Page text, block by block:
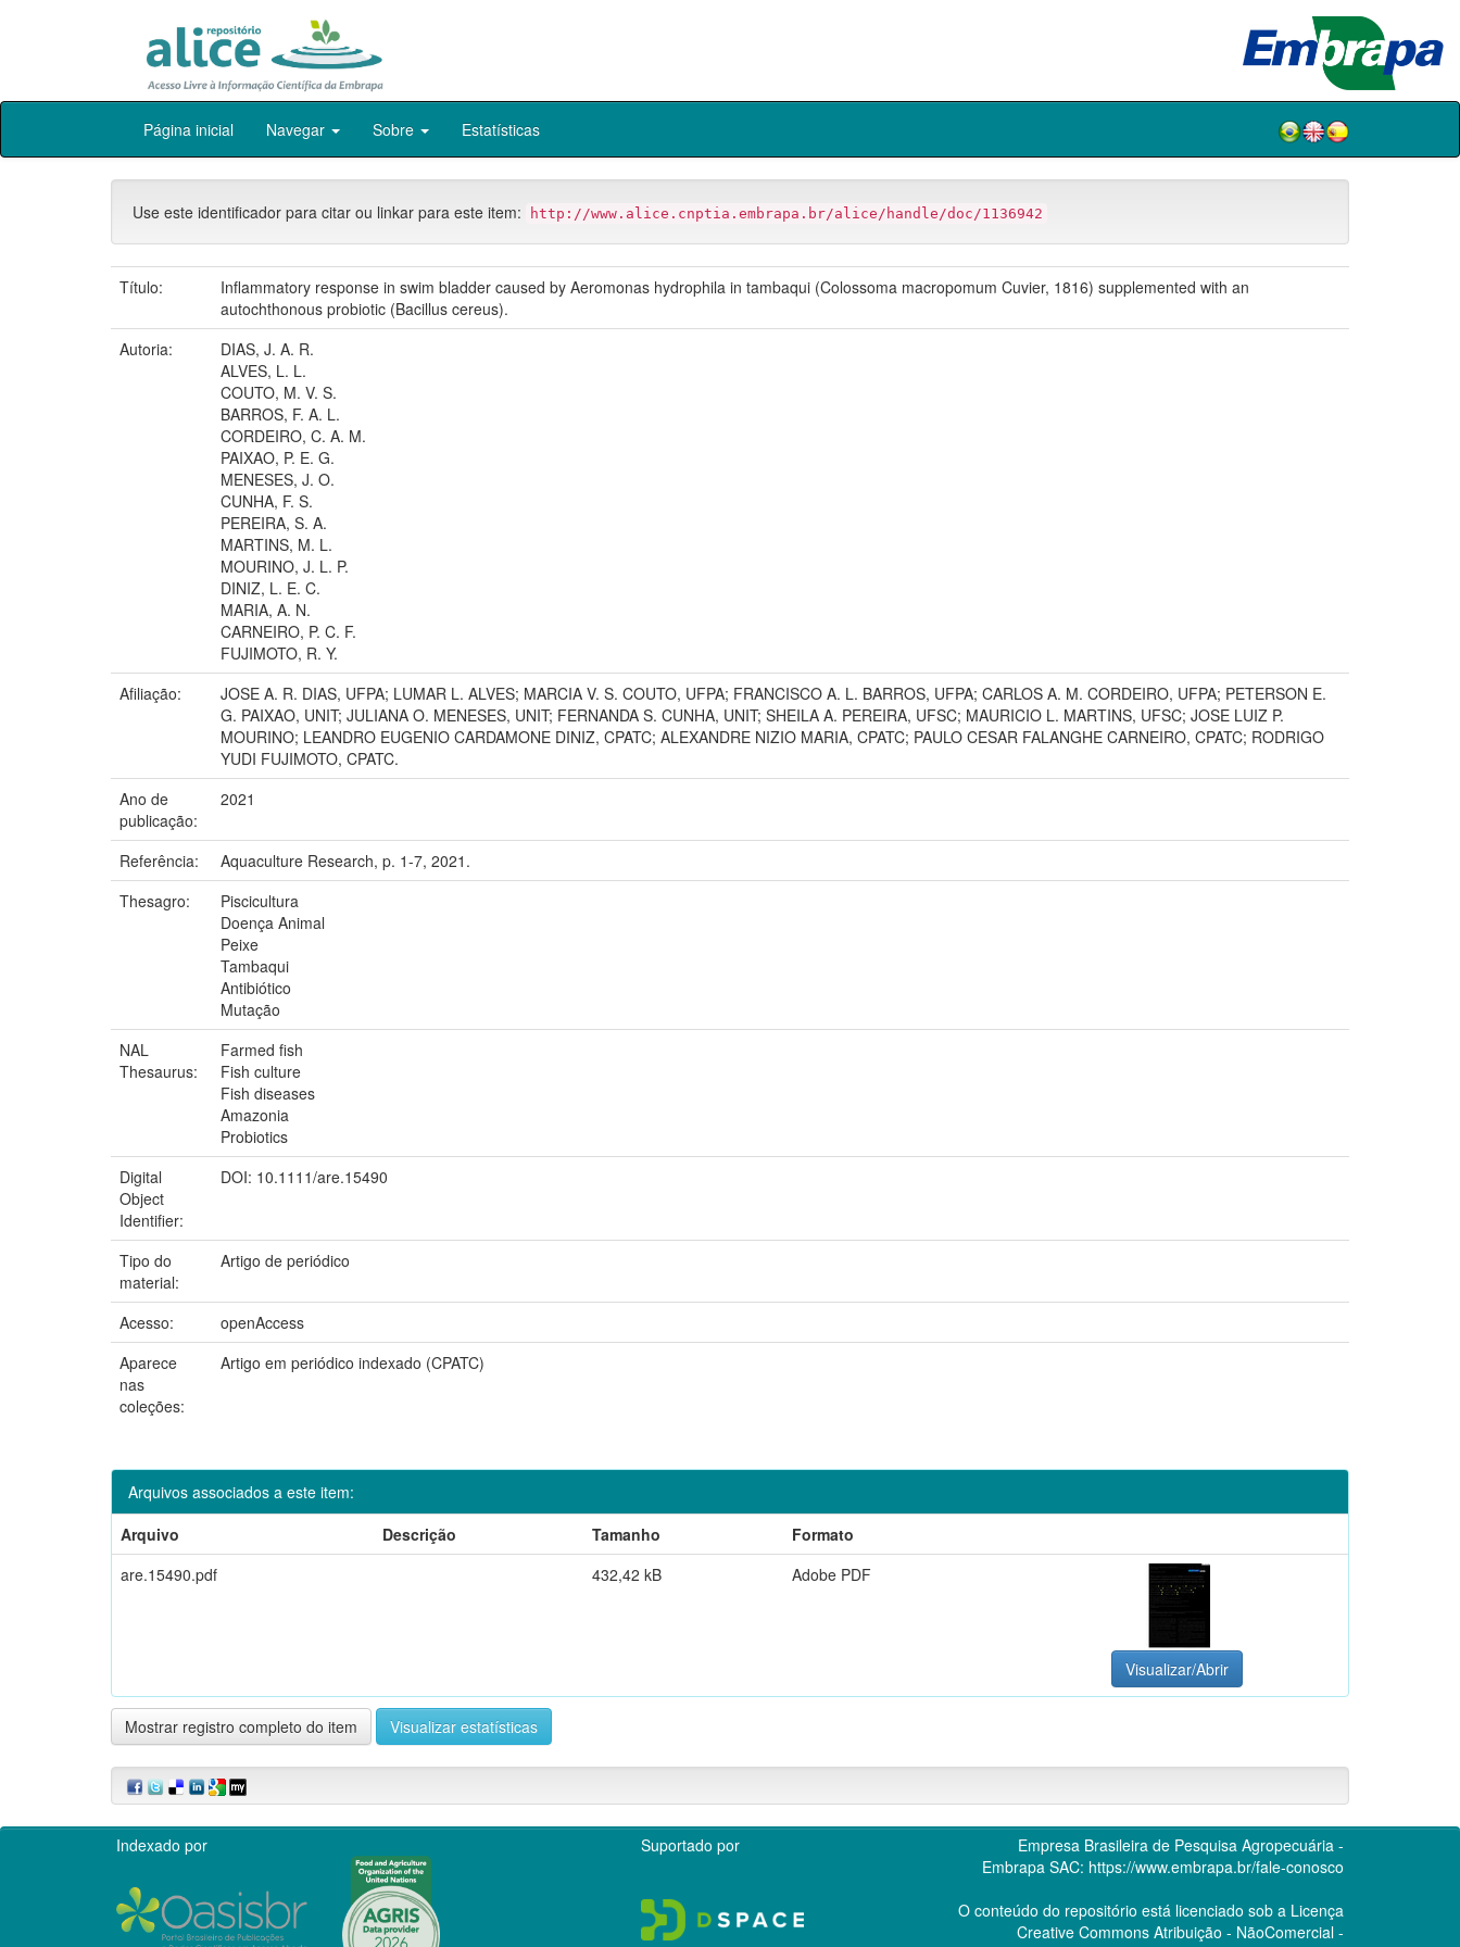
Skip
Página inicial Navegar Sobre Estatísticas
Use este identificador para citar ou linkar para este item: http://www.alice.cnptia.embrapa.br/alice/handle/doc/1136942
Título:
Inflammatory response in swim bladder caused by Aeromonas hydrophila in tambaqui (Colossoma macropomum Cuvier, 1816) supplemented with an
autochthonous probiotic (Bacillus cereus).
Autoria:
DIAS, J. A. R.
ALVES, L. L.
COUTO, M. V. S.
BARROS, F. A. L.
CORDEIRO, C. A. M.
PAIXAO, P. E. G.
MENESES, J. O.
CUNHA, F. S.
PEREIRA, S. A.
MARTINS, M. L.
MOURINO, J. L. P.
DINIZ, L. E. C.
MARIA, A. N.
CARNEIRO, P. C. F.
FUJIMOTO, R. Y.
Afiliação:
JOSE A. R. DIAS, UFPA; LUMAR L. ALVES; MARCIA V. S. COUTO, UFPA; FRANCISCO A. L. BARROS, UFPA; CARLOS A. M. CORDEIRO, UFPA; PETERSON E.
G. PAIXAO, UNIT; JULIANA O. MENESES, UNIT; FERNANDA S. CUNHA, UNIT; SHEILA A. PEREIRA, UFSC; MAURICIO L. MARTINS, UFSC; JOSE LUIZ P.
MOURINO; LEANDRO EUGENIO CARDAMONE DINIZ, CPATC; ALEXANDRE NIZIO MARIA, CPATC; PAULO CESAR FALANGHE CARNEIRO, CPATC; RODRIGO
YUDI FUJIMOTO, CPATC.
Ano de
publicação:
2021
Referência:
Aquaculture Research, p. 1-7, 2021.
Thesagro:
Piscicultura
Doença Animal
Peixe
Tambaqui
Antibiótico
Mutação
NAL
Thesaurus:
Farmed fish
Fish culture
Fish diseases
Amazonia
Probiotics
Digital
Object
Identifier:
DOI: 10.1111/are.15490
Tipo do
material:
Artigo de periódico
Acesso:
openAccess
Aparece
nas
coleções:
Artigo em periódico indexado (CPATC)
Arquivos associados a este item:
Arquivo
Descrição Tamanho
Formato
are.15490.pdf
432,42 kB Adobe PDF
Visualizar/Abrir
Mostrar registro completo do item Visualizar estatísticas
Indexado por Suportado por
Empresa Brasileira de Pesquisa Agropecuária -
Embrapa SAC: https://www.embrapa.br/fale-conosco
O conteúdo do repositório está licenciado sob a Licença
Creative CommonsAtribuição - NãoComercial -